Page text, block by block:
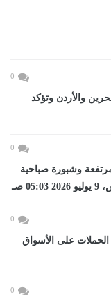
0
والأردن وتؤكد
0
2026.. رطوبة مرتفعة وشبورة صباحية
صـ
0
الحملات على الأسواق
0